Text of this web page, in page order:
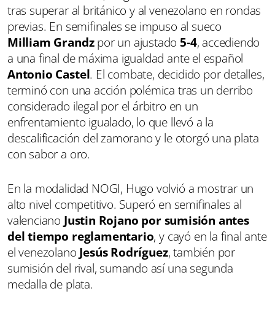
tras superar al británico y al venezolano en rondas
previas. En semifinales se impuso al sueco
Milliam Grandzpor un ajustado 5-4, accediendo
a una final de máxima igualdad ante el español
Antonio Castel. El combate, decidido por detalles,
terminó con una acción polémica tras un derribo
considerado ilegal por el árbitro en un
enfrentamiento igualado, lo que llevó a la
descalificación del zamorano y le otorgó una plata
con sabor a oro.
En la modalidad NOGI, Hugo volvió a mostrar un
alto nivel competitivo. Superó en semifinales al
valenciano Justin Rojano por sumisión antes
del tiempo reglamentario, y cayó en la final ante
el venezolano Jesús Rodríguez, también por
sumisión del rival, sumando así una segunda
medalla de plata.